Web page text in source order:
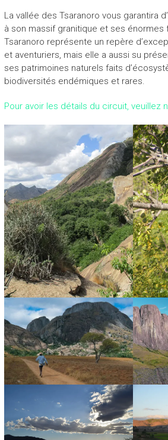
La vallée des Tsaranoro vous garantira
à son massif granitique et ses énormes
Tsaranoro représente un repère
et aventuriers, mais elle a aussi su
ses patrimoines naturels faits
biodiversités endémiques et rares.
Pour avoir les détails du circuit, veuillez